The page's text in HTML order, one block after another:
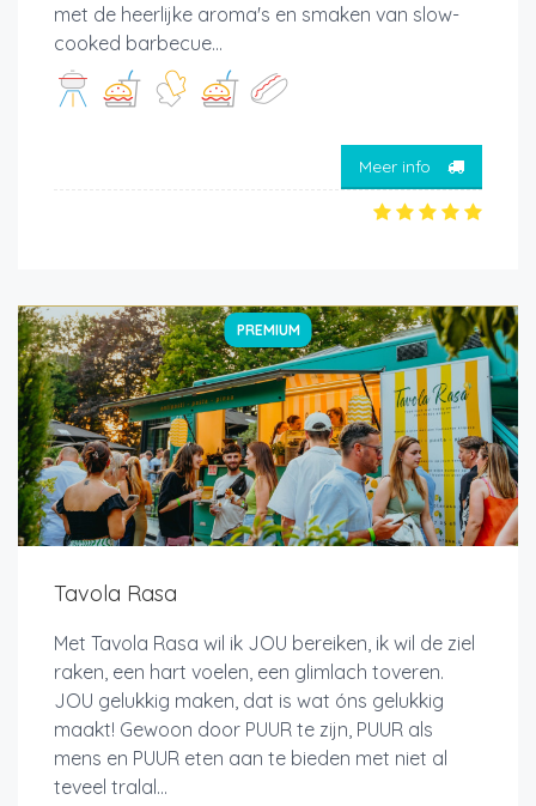
met de heerlijke aroma's en smaken van slow-
cooked barbecue...
Meer info
PREMIUM
Tavola Rasa
Met Tavola Rasa wil ik JOU bereiken, ik wil de ziel
raken, een hart voelen, een glimlach toveren.
JOU gelukkig maken, dat is wat óns gelukkig
maakt! Gewoon door PUUR te zijn, PUUR als
mens en PUUR eten aan te bieden met niet al
teveel tralal...